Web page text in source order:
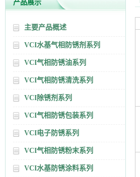
产品展示
主要产品概述
VCI水基气相防锈剂系列
VCI气相防锈油系列
VCI气相防锈清洗系列
VCI除锈剂系列
VCI气相防锈包装系列
VCI电子防锈系列
VCI气相防锈粉末系列
VCI水基防锈涂料系列